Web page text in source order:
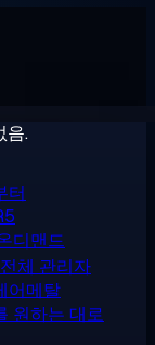
음.
터
디맨드
체 관리자
어메탈
원하는 대로